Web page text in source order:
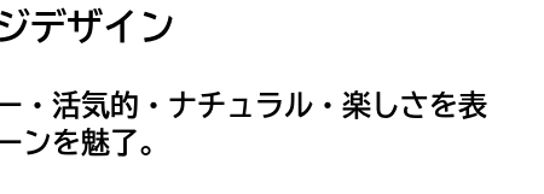
デザイン
・活気的・ナチュラル・楽しさを表
ンを魅了。